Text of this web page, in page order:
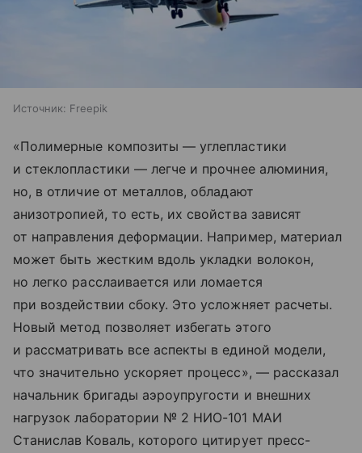
Источник: Freepik
«Полимерные композиты — углепластики
и стеклопластики — легче и прочнее алюминия,
но, в отличие от металлов, обладают
анизотропией, то есть, их свойства зависят
от направления деформации. Например, материал
может быть жестким вдоль укладки волокон,
но легко расслаивается или ломается
при воздействии сбоку. Это усложняет расчеты.
Новый метод позволяет избегать этого
и рассматривать все аспекты в единой модели,
что значительно ускоряет процесс», — рассказал
начальник бригады аэроупругости и внешних
нагрузок лаборатории № 2 НИО-101 МАИ
Станислав Коваль, которого цитирует пресс-